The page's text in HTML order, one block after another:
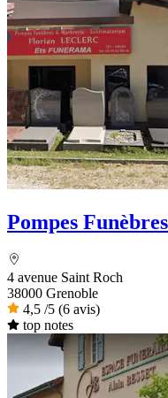
Pompes
4 avenue Saint Roch
38000 Grenoble
4,5 /5 (6 avis)
top notes